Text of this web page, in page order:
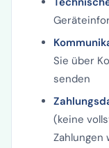
Sie über
senden
(keine